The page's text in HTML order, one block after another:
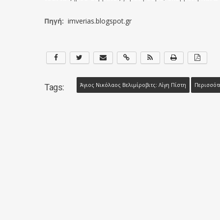
Πηγή: imverias.blogspot.gr
Tags: Άγιος Νικόλαος Βελιμίροβιτς: Λίγη Πίστη